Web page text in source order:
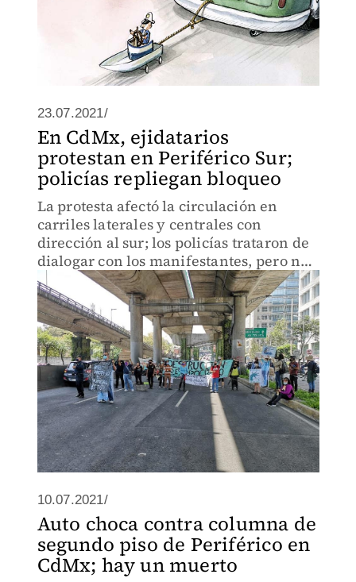
23.07.2021/
En CdMx, ejidatarios
protestan en Periférico Sur;
policías repliegan bloqueo
La protesta afectó la circulación en
carriles laterales y centrales con
dirección al sur; los policías trataron de
dialogar con los manifestantes, pero no
lograron un acuerdo y los retiraron.
10.07.2021/
Auto choca contra columna de
segundo piso de Periférico en
CdMx; hay un muerto